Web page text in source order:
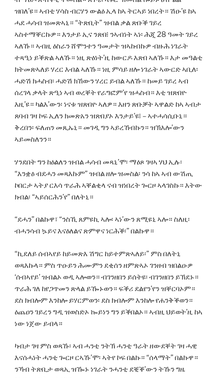
ዝበለ’ዩ። ኣብቲ ሃሳስ ብርሃን ውልዕ ኢላ ከኣ ትርኣይ ነበረት። ሽዑ’ዩ ከኣ
ሓደ ሓሳብ ዝመጽኣኒ። “ትጽቢት” ዝብል ቃል ጽቡቕ ገይረ
ኣስተማቐርኩዎ። እንታይ ኢና ንጽበ፧ ንኣብነት ኣነ፡ ሕጂ 28 ዓመት ገይረ
ኣለኹ። ኣብዚ ዕስራን ሸሞንተን ዓመታት ዝኣከብኩዎ ብዙሕ ነገራት
ተጻዒነ ይቕጽል ኣለኹ። ነዚ ጽዕነት’ዚ ከውርዶ እጽበ ኣለኹ። እታ መዓልቲ
ክትመጽኣለይ ሃረር እብል ኣለኹ። ነዚ ምሳይ ዘሎ ነገራት ኣውርድ ኣቢለ፡
ሓድሽ ክሓስብ፡ ሓድሽ ክኸውን ሃረር ይብል ኣለኹ። ከመይ ገይረ ኣብ
ሰረገላ ቃላት ጽዒነ ኣብ ወረቐት የራግፎም’የ ዝሓስብ። እቲ ዝጽበዮ
እዚ’ዩ። ካልእ’ውን፡ ነናቱ ዝጽበዮ ኣለዎ። እዘን ጽቡቓት ኣዋልድ ከኣ ኣብታ
ጸባብ ገዛ ኮፍ ኢለን ክመጽአን ዝጽበያኦ እንታይ’ዩ፧ – ኣተሓሳሲቡኒ።
ቅረበን፡ ፍለጠን መጺኡኒ። መገዲ ግን ኣይረኸብኩን። ዝኽእሎ’ውን
ኣይመስለንን።
ሃንደበት ግን ከዕልለን ዝብል ሓሳብ መጻኒ’ሞ፡ ማዕጾ ገዛኣ ሃህ ኢሉ፡
“እንቋዕ ብደሓን መጻእኩም” ዝብል ዘሎ ዝመስል፡ ንሳ ከኣ ኣብ ውሽጢ
ኮበርታ ኣትያ ርእሳ ጥራሕ ኣቐልቂላ ናብ ዝነበረት ጐርዞ ኣላገስኩ። እትው
ክብል፡ “ኣይሰርሕን’የ” በለትኒ።
“ደሓን” በልኩዋ፣ “ንስኺ ጸምዩኪ ኣሎ፡ ኣነ’ውን ጸሚዩኒ ኣሎ። ስለዚ፡
ብሓንሳብ ኴይና እናዕለልና ጽምዋና ነርሕቕ፡” በልኩዋ።
“ኪደለይ ሰብኣየይ ከይመጽእ ሽግር ከይተምጽኣለይ፡” ምስ በለትኒ
ወጻእኩላ። ምስ ጥዑይን ሕሙምን ደቂሰን ዘምጽኣኦ ገንዘብ ዝበልዑዎ
‘ሰብኣየይ’ ዝብልኦ ወዲ ኣሎወን። ብገንዘበን ይሰትዩ፡ ብገንዘበን ይኽደኑ።
ጥራሕ ገለ ከየጋጥመን ጽላል ይዀኑወን። ፍቕሪ ደልየን’የን ዝቐርባኦም።
ደስ ክብሎም እንከሎ ይሃርምወን፡ ደስ ክብሎም እንከሎ የሐንቅቕወን።
ዕጨዐን ገይረን ግዲ ዝወስድኦ ኰይነን ግን ይቕበልኦ። ኣብዚ ህይወት’ዚ ከኣ
ነው ነጀው ይብላ።
ካብታ ገዛ ምስ ወጻኹ፡ ኣብ ሓንቲ ንትኽ ሓንቲ ዓራት ዘውደቐት ገዛ ሓዊ
እናሰሓነት ሓንቲ ጐርዞ ርኣኹ’ሞ፡ ኣትየ ኮፍ በልኩ። “ሰላማት” በልኩዋ።
ንኻብ ትጽቢታ ወጻኢ ዝዀኑ ነገራት ንሓንቲ ደቒቕ’ውን ትኹን ግዜ